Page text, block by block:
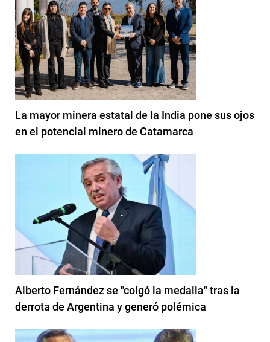
La mayor minera estatal de la India pone sus ojos
en el potencial minero de Catamarca
Alberto Fernández se "colgó la medalla" tras la
derrota de Argentina y generó polémica